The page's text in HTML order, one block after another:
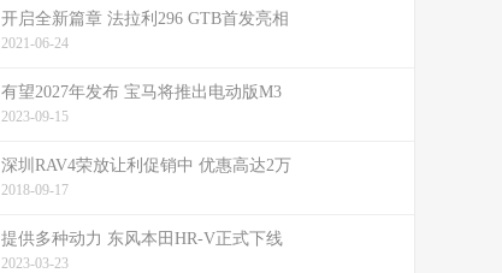
开启全新篇章 法拉利296 GTB首发亮相
2021-06-24
有望2027年发布 宝马将推出电动版M3
2023-09-15
深圳RAV4荣放让利促销中 优惠高达2万
2018-09-17
提供多种动力 东风本田HR-V正式下线
2023-03-23